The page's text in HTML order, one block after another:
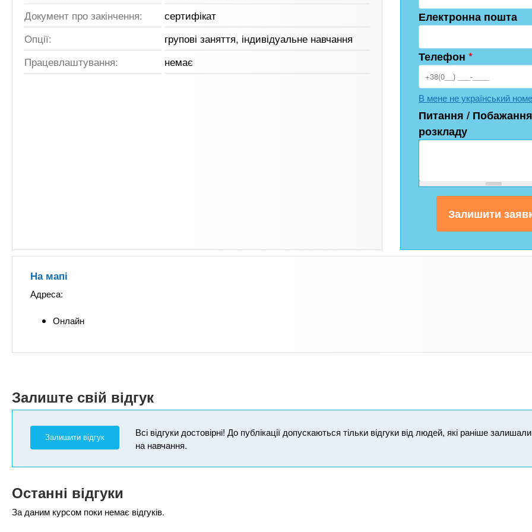
Документ про закінчення:
сертифікат
Опції:
групові заняття, індивідуальне навчання
Працевлаштування:
немає
Електронна пошта
Телефон *
В мене не український
Питання /
розкладу
На мапі
Адреса:
Онлайн
Залиште свій відгук
Залишити відгук
Всі відгуки достовірні! До публікації допускаються тільки відгуки від людей, які раніше
на навчання.
Останні відгуки
За даним курсом поки немає відгуків.